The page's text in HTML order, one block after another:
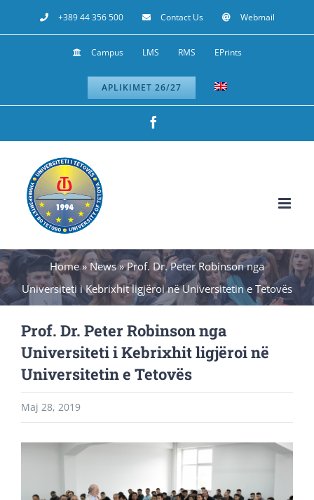
to
+389 44 356 500 Contact Us Webmail
Campus LMS RMS EPrints
APLIKIMET 26/27
Home»News»Prof. Dr. Peter Robinson nga
Universiteti i Kebrixhit ligjëroi në Universitetin e Tetovës
Prof. Dr. Peter Robinson nga
Universiteti i Kebrixhit ligjëroi në
Universitetin e Tetovës
Maj 28, 2019